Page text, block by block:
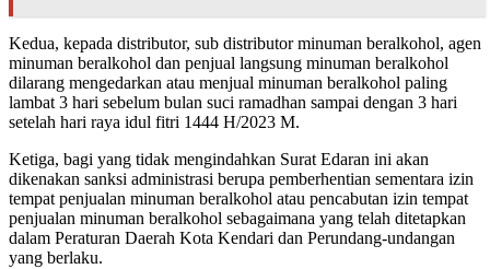
Kedua, kepada distributor, sub distributor minuman beralkohol, agen
minuman beralkohol dan penjual langsung minuman beralkohol
dilarang mengedarkan atau menjual minuman beralkohol paling
lambat 3 hari sebelum bulan suci ramadhan sampai dengan 3 hari
setelah hari raya idul fitri 1444 H/2023 M.
Ketiga, bagi yang tidak mengindahkan Surat Edaran ini akan
dikenakan sanksi administrasi berupa pemberhentian sementara izin
tempat penjualan minuman beralkohol atau pencabutan izin tempat
penjualan minuman beralkohol sebagaimana yang telah ditetapkan
dalam Peraturan Daerah Kota Kendari dan Perundang-undangan
yang berlaku.